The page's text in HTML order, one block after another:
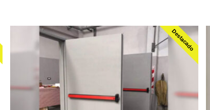
Destacado